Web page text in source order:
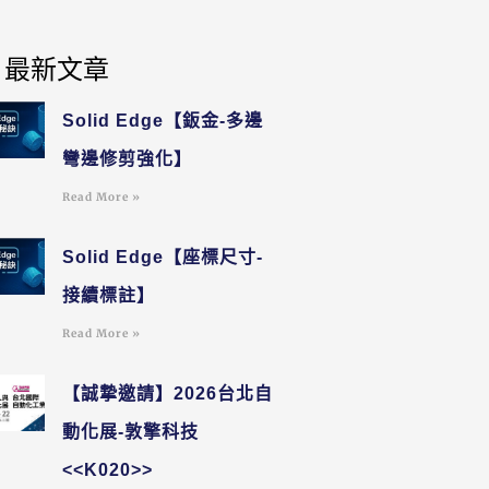
最新文章
Solid Edge【鈑金-多邊
彎邊修剪強化】
Read More »
Solid Edge【座標尺寸-
接續標註】
Read More »
【誠摯邀請】2026台北自
動化展-敦擎科技
<<K020>>